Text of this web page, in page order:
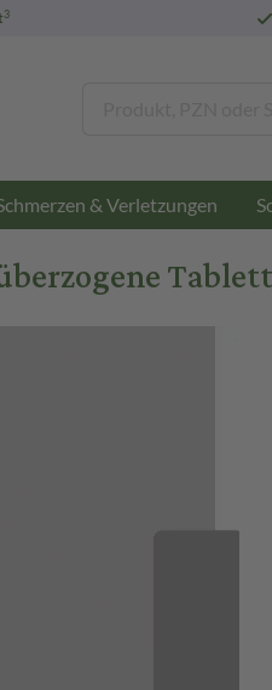
3
& Verletzungen